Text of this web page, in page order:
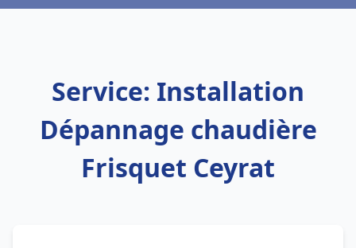
Service: Installation
Dépannage chaudière
Frisquet Ceyrat